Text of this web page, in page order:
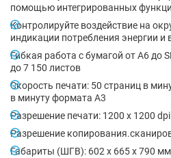
помощью интегрированных
Контролируйте воздействие на
индикации потребления энергии и
Гибкая работа с бумагой от A6 до
до 7 150 листов
Скорость печати: 50 страниц в
в минуту формата А3
Разрешение печати: 1200 x 1200 dpi
Разрешение
Габариты (ШГВ): 602 x 665 x 790 мм